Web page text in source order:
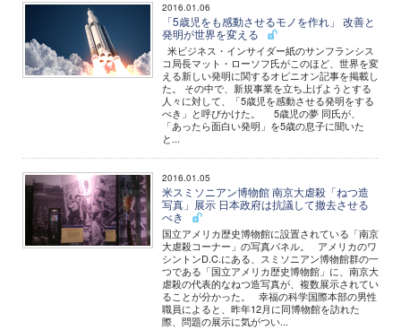
2016.01.06
「5歳児をも感動させるモノを作れ」 改善と
発明が世界を変える
米ビジネス・インサイダー紙のサンフランシス
コ局長マット・ローソフ氏がこのほど、世界を変
える新しい発明に関するオピニオン記事を掲載し
た。 その中で、新規事業を立ち上げようとする
人々に対して、「5歳児を感動させる発明をする
べき」と呼びかけた。 5歳児の夢 同氏が、
「あったら面白い発明」を5歳の息子に聞いた
と...
2016.01.05
米スミソニアン博物館 南京大虐殺「ねつ造
写真」展示 日本政府は抗議して撤去させる
べき
国立アメリカ歴史博物館に設置されている「南京
大虐殺コーナー」の写真パネル。 アメリカのワ
シントンD.C.にある、スミソニアン博物館群の一
つである「国立アメリカ歴史博物館」に、南京大
虐殺の代表的なねつ造写真が、複数展示されてい
ることが分かった。 幸福の科学国際本部の男性
職員によると、昨年12月に同博物館を訪れた
際、問題の展示に気がつい...